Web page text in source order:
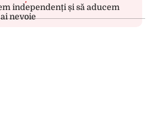
independenți și să aducem
nevoie